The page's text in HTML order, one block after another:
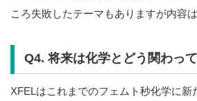
ころ失敗したテーマもありますが内容
Q4. 将来は化学とどう関わっ
XFELはこれまでのフェムト秒化学に新